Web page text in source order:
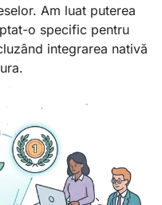
Am luat puterea
o specific pentru
integrarea nativă